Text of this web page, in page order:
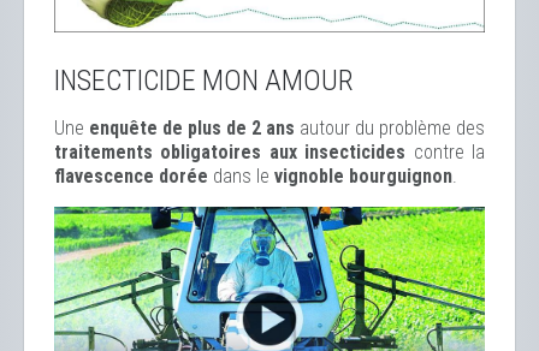
INSECTICIDE MON AMOUR
Une enquête de plus de 2 ans autour du problème des
traitements obligatoires aux insecticides contre la
flavescence dorée dans le vignoble bourguignon.